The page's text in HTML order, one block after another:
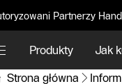
Partnerzy
Produkty Jak
Strona główna